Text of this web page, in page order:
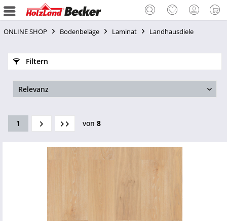
ONLINE SHOP Bodenbeläge Laminat Landhausdiele
Filtern
1 von 8